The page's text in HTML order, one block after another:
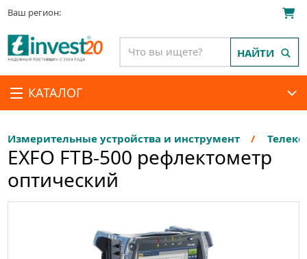
Ваш регион:
КАТАЛОГ
НАЙТИ
Измерительные устройства и инструмент
EXFO FTB-500 рефлектометр
оптический